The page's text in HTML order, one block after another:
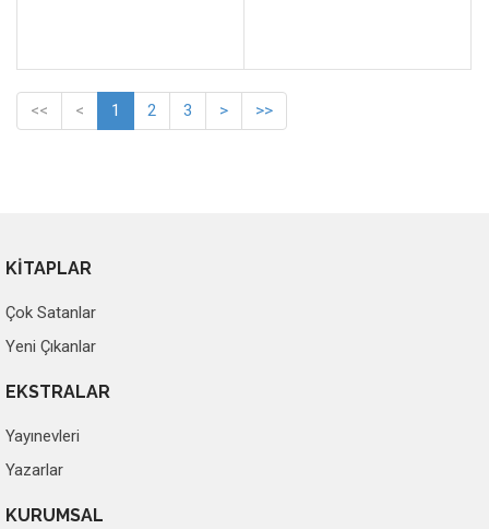
<< < 1 2 3 > >>
KİTAPLAR
Çok Satanlar
Yeni Çıkanlar
EKSTRALAR
Yayınevleri
Yazarlar
KURUMSAL